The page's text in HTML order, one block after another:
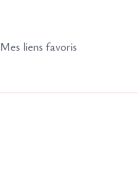
Mes liens favoris